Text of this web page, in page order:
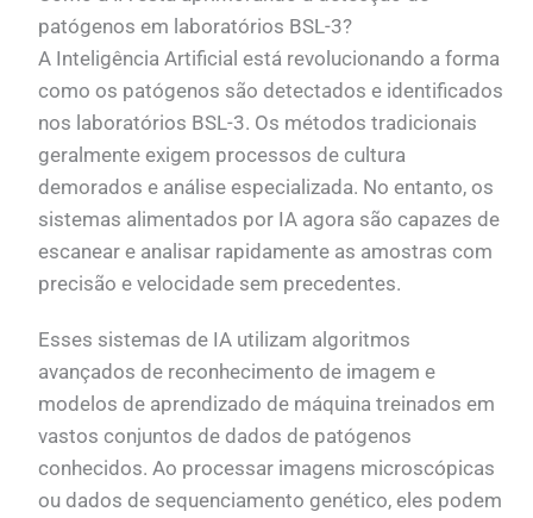
patógenos em laboratórios BSL-3?
A Inteligência Artificial está revolucionando a forma
como os patógenos são detectados e identificados
nos laboratórios BSL-3. Os métodos tradicionais
geralmente exigem processos de cultura
demorados e análise especializada. No entanto, os
sistemas alimentados por IA agora são capazes de
escanear e analisar rapidamente as amostras com
precisão e velocidade sem precedentes.
Esses sistemas de IA utilizam algoritmos
avançados de reconhecimento de imagem e
modelos de aprendizado de máquina treinados em
vastos conjuntos de dados de patógenos
conhecidos. Ao processar imagens microscópicas
ou dados de sequenciamento genético, eles podem